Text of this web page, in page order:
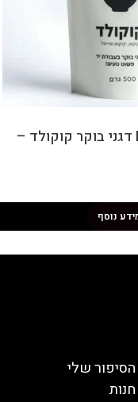
House of Flakes דגני בוקר קוקולד –
נוסף
הסיפור שלי
חנות